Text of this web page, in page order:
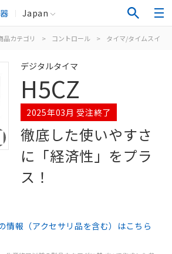
Japan
品カテゴリ > コントロール > タイマ/タイムスイッ
デジタルタイマ
H5CZ
2025年03月 受注終了
徹底した使いやすさ
に「経済性」をプラ
ス！
情報（アクセサリ品を含む）はこちら